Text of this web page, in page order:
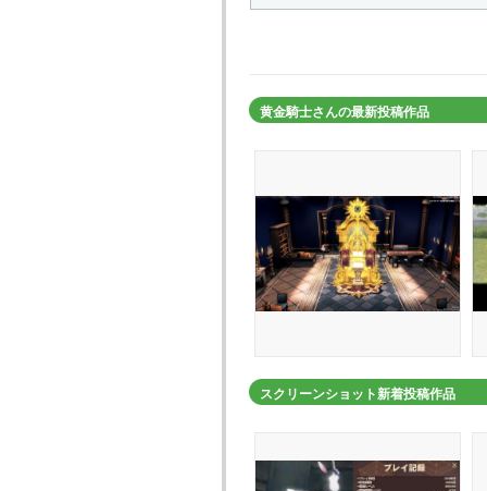
黄金騎士さんの最新投稿作品
スクリーンショット新着投稿作品